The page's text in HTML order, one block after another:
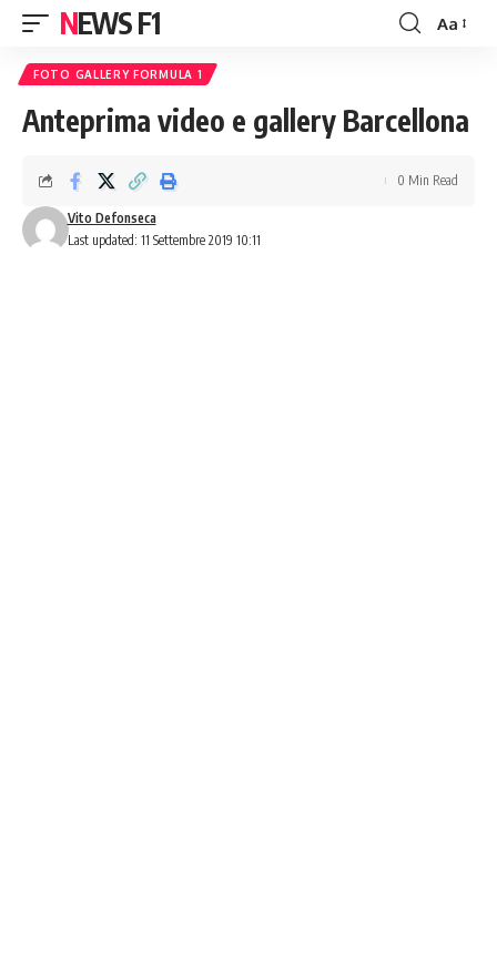
NEWS F1
Font
Aa
FOTO GALLERY FORMULA 1
Anteprima video e gallery Barcellona
Last updated: 11 Settembre 2019 10:11
Vito Defonseca
0 Min Read